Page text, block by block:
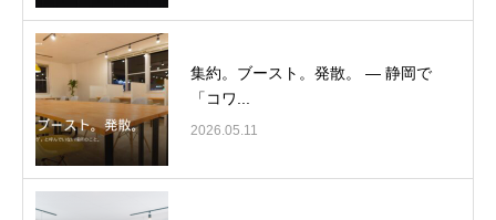
集約。ブースト。発散。 ― 静岡で
「コワ...
2026.05.11